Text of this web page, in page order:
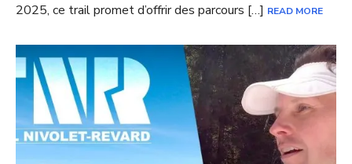
2025, ce trail promet d’offrir des parcours […] READ MORE